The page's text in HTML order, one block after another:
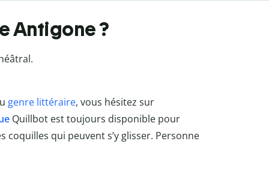
Antigone ?
genre littéraire, vous hésitez sur
Quillbot est toujours disponible pour
qui peuvent s’y glisser. Personne